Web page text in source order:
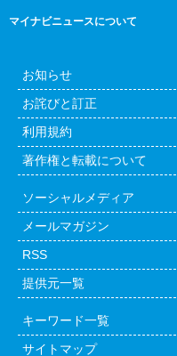
マイナビニュースについて
お知らせ
お詫びと訂正
利用規約
著作権と転載について
ソーシャルメディア
メールマガジン
RSS
提供元一覧
キーワード一覧
サイトマップ